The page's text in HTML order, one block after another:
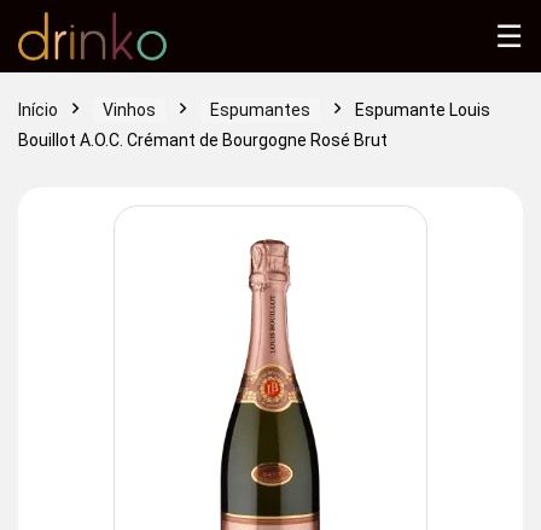
Início Vinhos Espumantes
Espumante Louis
Bouillot A.O.C. Crémant de Bourgogne Rosé Brut
☰